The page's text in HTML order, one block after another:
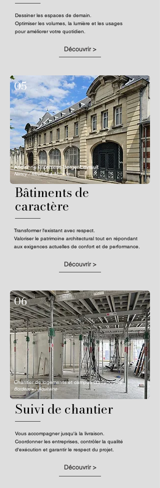
Dessiner les espaces de demain.
Optimiser les volumes, la lumière et les usages
pour améliorer votre quotidien.
Découvrir >
Bâtiments de
caractère
Transformer l'existant avec respect.
Valoriser le patrimoine architectural tout en répondant
aux exigences actuelles de confort et de performance.
Découvrir >
05
Ancienne Imprimerie Berger-Levrault
Nancy / Meurthe-&-Moselle
Suivi de chantier
Vous accompagner jusqu'à la livraison.
Coordonner les entreprises, contrôler la qualité
d'exécution et garantir le respect du projet.
Découvrir >
06
Chantier de logements et campus Gattebourse
Bordeaux / Aquitaine